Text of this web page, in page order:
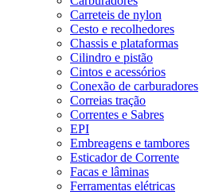
Carreteis de nylon
Cesto e recolhedores
Chassis e plataformas
Cilindro e pistão
Cintos e acessórios
Conexão de carburadores
Correias tração
Correntes e Sabres
EPI
Embreagens e tambores
Esticador de Corrente
Facas e lâminas
Ferramentas elétricas